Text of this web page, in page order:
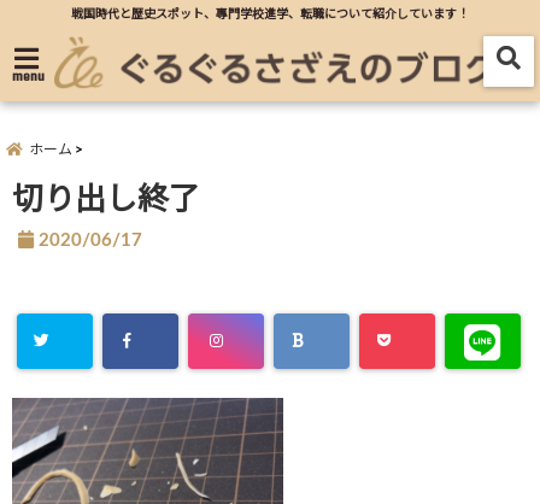
戦国時代と歴史スポット、專門学校進学、転職について紹介しています！
menu
ホーム
切り出し終了
2020/06/17